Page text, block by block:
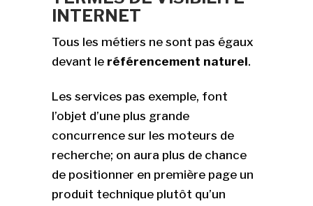
INTERNET
Tous les métiers ne sont pas égaux
devant le référencement naturel.
Les services pas exemple, font
l’objet d’une plus grande
concurrence sur les moteurs de
recherche; on aura plus de chance
de positionner en première page un
produit technique plutôt qu’un